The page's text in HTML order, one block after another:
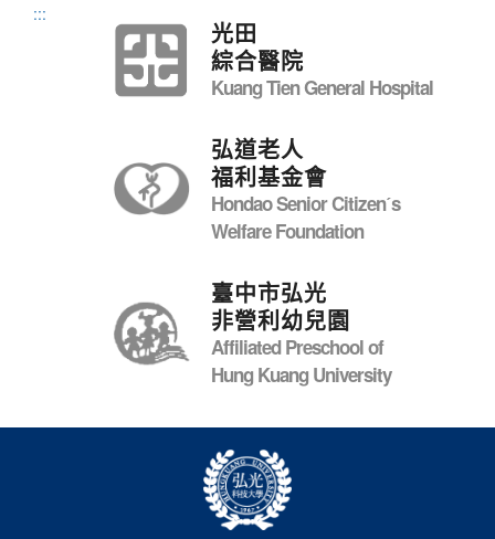
:::
光田
綜合醫院
Kuang Tien General Hospital
弘道老人
福利基金會
Hondao Senior Citizenˊs
Welfare Foundation
臺中市弘光
非營利幼兒園
Affiliated Preschool of
Hung Kuang University